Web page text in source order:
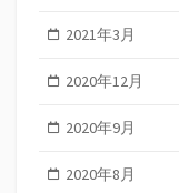
2021年3月
2020年12月
2020年9月
2020年8月